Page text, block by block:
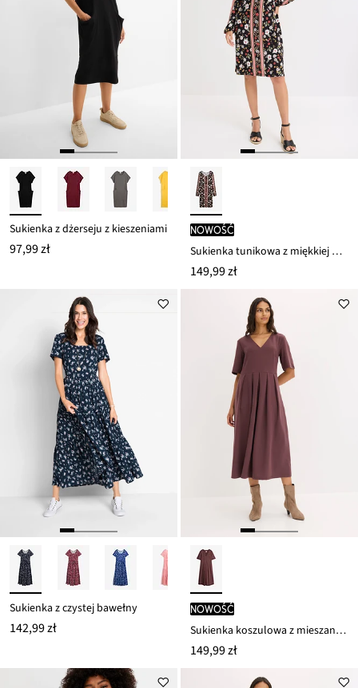
Sukienka z dżerseju z kieszeniami
97,99 zł
nowość
Sukienka tunikowa z miękkiej mieszanki wiskozy
149,99 zł
Sukienka z czystej bawełny
142,99 zł
nowość
Sukienka koszulowa z mieszanki wiskozy
149,99 zł